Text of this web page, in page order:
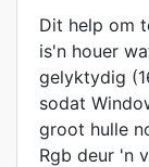
Dit help om
is'n houer
gelyktydig
sodat
groot hulle
Rgb deur 'n